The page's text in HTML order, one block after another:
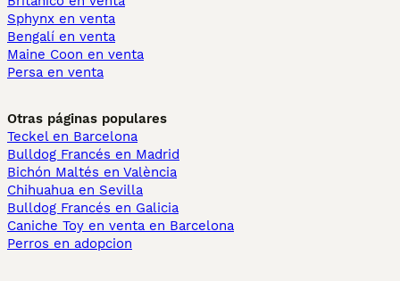
Sphynx en venta
Bengalí en venta
Maine Coon en venta
Persa en venta
Otras páginas populares
Teckel en Barcelona
Bulldog Francés en Madrid
Bichón Maltés en València
Chihuahua en Sevilla
Bulldog Francés en Galicia
Caniche Toy en venta en Barcelona
Perros en adopcion